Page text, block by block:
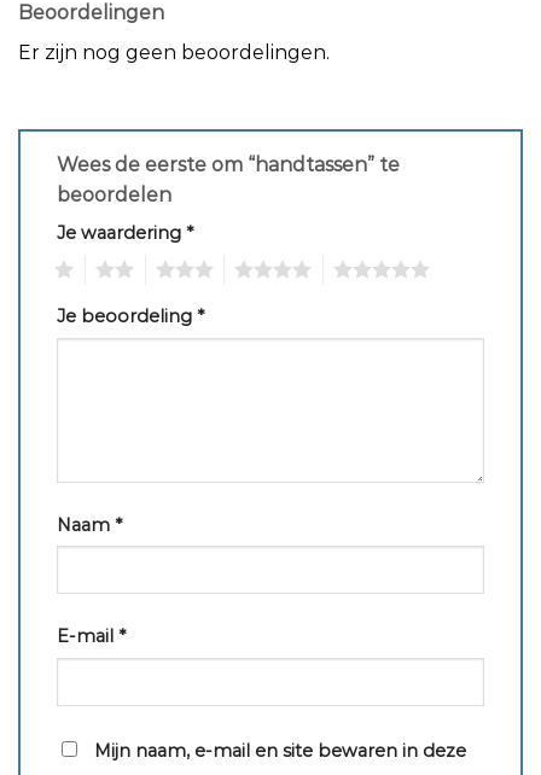
Beoordelingen
Er zijn nog geen beoordelingen.
Wees de eerste om “handtassen” te
beoordelen
Je waardering *
Je beoordeling *
Naam *
E-mail *
Mijn naam, e-mail en site bewaren in deze